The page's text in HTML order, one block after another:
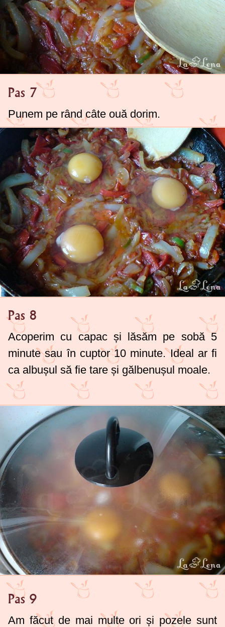
Pas 7
Punem pe rând câte ouă dorim.
Pas 8
Acoperim cu capac și lăsăm pe sobă 5
minute sau în cuptor 10 minute. Ideal ar fi
ca albușul să fie tare și gălbenușul moale.
Pas 9
Am făcut de mai multe ori și pozele sunt